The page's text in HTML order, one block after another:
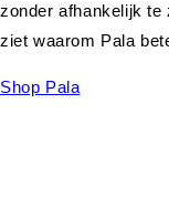
zonder afhankelijk te
ziet waarom Pala
Shop Pala